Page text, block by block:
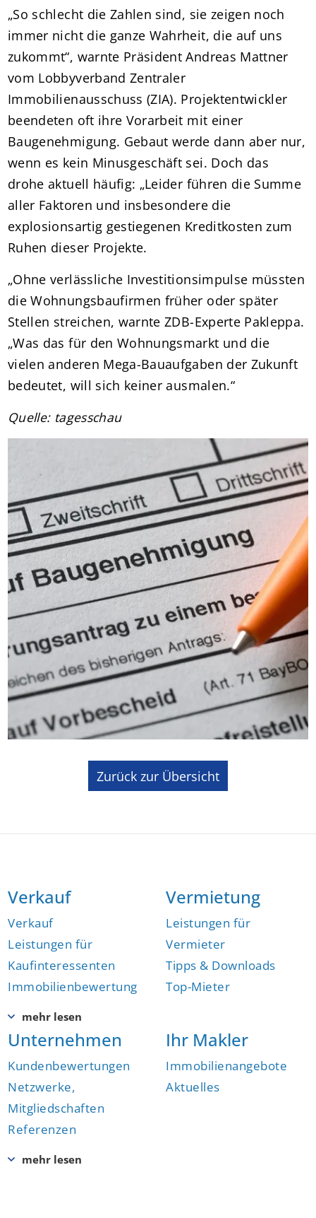
„So schlecht die Zahlen sind, sie zeigen noch
immer nicht die ganze Wahrheit, die auf uns
zukommt“, warnte Präsident Andreas Mattner
vom Lobbyverband Zentraler
Immobilienausschuss (ZIA). Projektentwickler
beendeten oft ihre Vorarbeit mit einer
Baugenehmigung. Gebaut werde dann aber nur,
wenn es kein Minusgeschäft sei. Doch das
drohe aktuell häufig: „Leider führen die Summe
aller Faktoren und insbesondere die
explosionsartig gestiegenen Kreditkosten zum
Ruhen dieser Projekte.
„Ohne verlässliche Investitionsimpulse müssten
die Wohnungsbaufirmen früher oder später
Stellen streichen, warnte ZDB-Experte Pakleppa.
„Was das für den Wohnungsmarkt und die
vielen anderen Mega-Bauaufgaben der Zukunft
bedeutet, will sich keiner ausmalen.“
Quelle: tagesschau
Zurück zur Übersicht
Verkauf
Verkauf
Leistungen für
Kaufinteressenten
Immobilienbewertung
Vermietung
Leistungen für
Vermieter
Tipps & Downloads
Top-Mieter
Unternehmen
Kundenbewertungen
Netzwerke,
Mitgliedschaften
Referenzen
Ihr Makler
Immobilienangebote
Aktuelles